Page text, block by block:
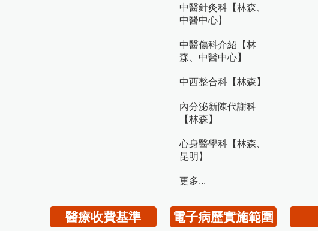
中醫針灸科【林森、
中醫中心】
中醫傷科介紹【林
森、中醫中心】
中西整合科【林森】
內分泌新陳代謝科
【林森】
心身醫學科【林森、
昆明】
更多...
醫療收費基準 電子病歷實施範圍